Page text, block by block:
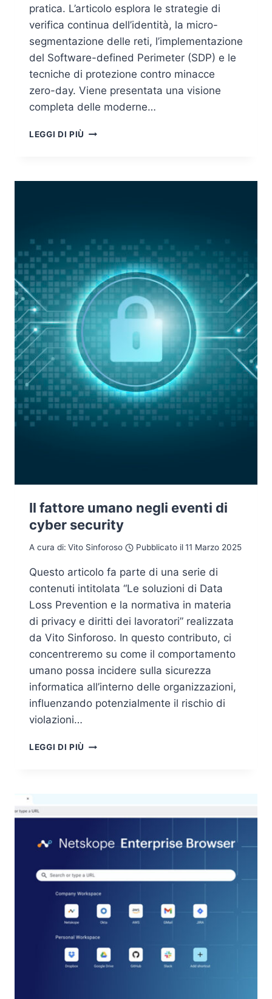
pratica. L’articolo esplora le strategie di
verifica continua dell’identità, la micro-
segmentazione delle reti, l’implementazione
del Software-defined Perimeter (SDP) e le
tecniche di protezione contro minacce
zero-day. Viene presentata una visione
completa delle moderne…
LEGGI DI PIÙ ZERO
Il fattore umano negli eventi di
cyber security
A cura di: Vito Sinforoso Pubblicato il11 Marzo 2025
Questo articolo fa parte di una serie di
contenuti intitolata “Le soluzioni di Data
Loss Prevention e la normativa in materia
di privacy e diritti dei lavoratori” realizzata
da Vito Sinforoso. In questo contributo, ci
concentreremo su come il comportamento
umano possa incidere sulla sicurezza
informatica all’interno delle organizzazioni,
influenzando potenzialmente il rischio di
violazioni…
LEGGI DI PIÙ IL
CYBER